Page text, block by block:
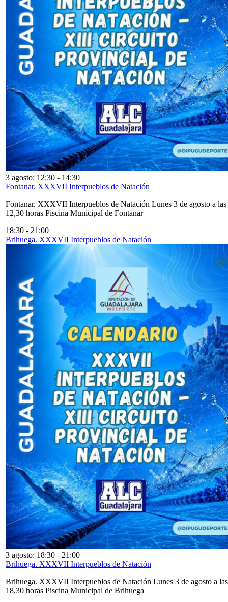
3 agosto: 12:30 - 14:30
Fontanar. XXXVII Interpueblos de Natación
Fontanar. XXXVII Interpueblos de Natación Lunes 3 de agosto a las
12,30 horas Piscina Municipal de Fontanar
18:30 - 21:00
Brihuega. XXXVII Interpueblos de Natación
3 agosto: 18:30 - 21:00
Brihuega. XXXVII Interpueblos de Natación
Brihuega. XXXVII Interpueblos de Natación Lunes 3 de agosto a las
18,30 horas Piscina Municipal de Brihuega